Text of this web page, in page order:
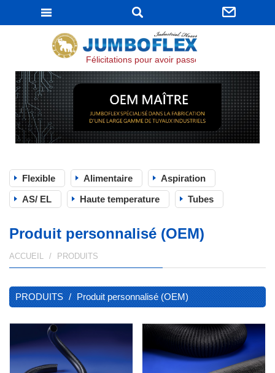
Félicitations pour avoir passé la certification ISO
Flexible Alimentaire
Aspiration
AS/ EL
Haute temperature Tubes
Produit personnalisé (OEM)
ACCUEIL PRODUITS
PRODUITS Produit personnalisé (OEM)